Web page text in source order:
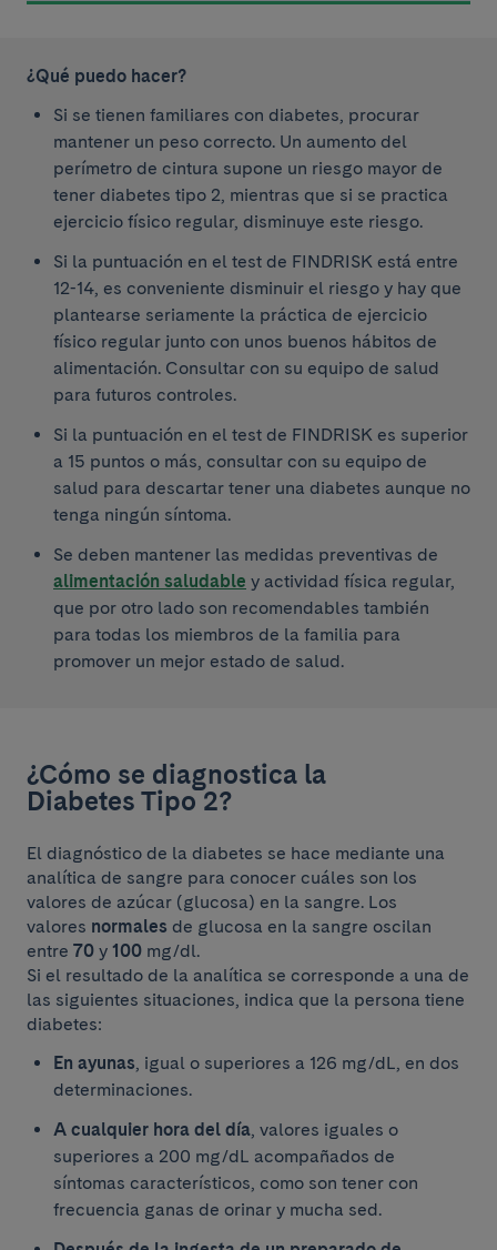
¿Qué puedo hacer?
Si se tienen familiares con diabetes, procurar
mantener un peso correcto. Un aumento del
perímetro de cintura supone un riesgo mayor de
tener diabetes tipo 2, mientras que si se practica
ejercicio físico regular, disminuye este riesgo.
Si la puntuación en el test de FINDRISK está entre
12-14, es conveniente disminuir el riesgo y hay que
plantearse seriamente la práctica de ejercicio
físico regular junto con unos buenos hábitos de
alimentación. Consultar con su equipo de salud
para futuros controles.
Si la puntuación en el test de FINDRISK es superior
a 15 puntos o más, consultar con su equipo de
salud para descartar tener una diabetes aunque no
tenga ningún síntoma.
Se deben mantener las medidas preventivas de
alimentación saludable y actividad física regular,
que por otro lado son recomendables también
para todas los miembros de la familia para
promover un mejor estado de salud.
¿Cómo se diagnostica la
Diabetes Tipo 2?
El diagnóstico de la diabetes se hace mediante una
analítica de sangre para conocer cuáles son los
valores de azúcar (glucosa) en la sangre. Los
valores normales de glucosa en la sangre oscilan
entre 70 y 100 mg/dl.
Si el resultado de la analítica se corresponde a una de
las siguientes situaciones, indica que la persona tiene
diabetes:
En ayunas, igual o superiores a 126 mg/dL, en dos
determinaciones.
A cualquier hora del día, valores iguales o
superiores a 200 mg/dL acompañados de
síntomas característicos, como son tener con
frecuencia ganas de orinar y mucha sed.